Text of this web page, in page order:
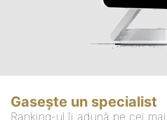
Gasește un specialist
Ranking-ul îi adună pe cei